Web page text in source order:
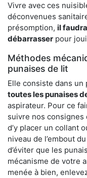
Vivre avec ces
déconvenues
présomption, il
débarrasser pour
Méthodes
punaises de lit
Elle consiste dans un
toutes les punaises
aspirateur. Pour ce
suivre nos consignes
d’y placer un collant
niveau de l’embout
d’éviter que les
mécanisme de votre
menée à bien,